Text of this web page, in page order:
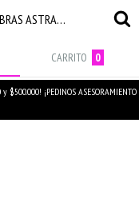
(HBF2601X6) SET DE 6 PALETAS DE SOMBRAS ASTRAL ESSENCE - RUBY ROSE
CARRITO 0
¡PEDINOS ASESORAMIENTO